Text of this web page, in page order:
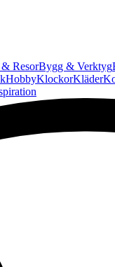
ResorBygg & Verktyg
HobbyKlockorKläder